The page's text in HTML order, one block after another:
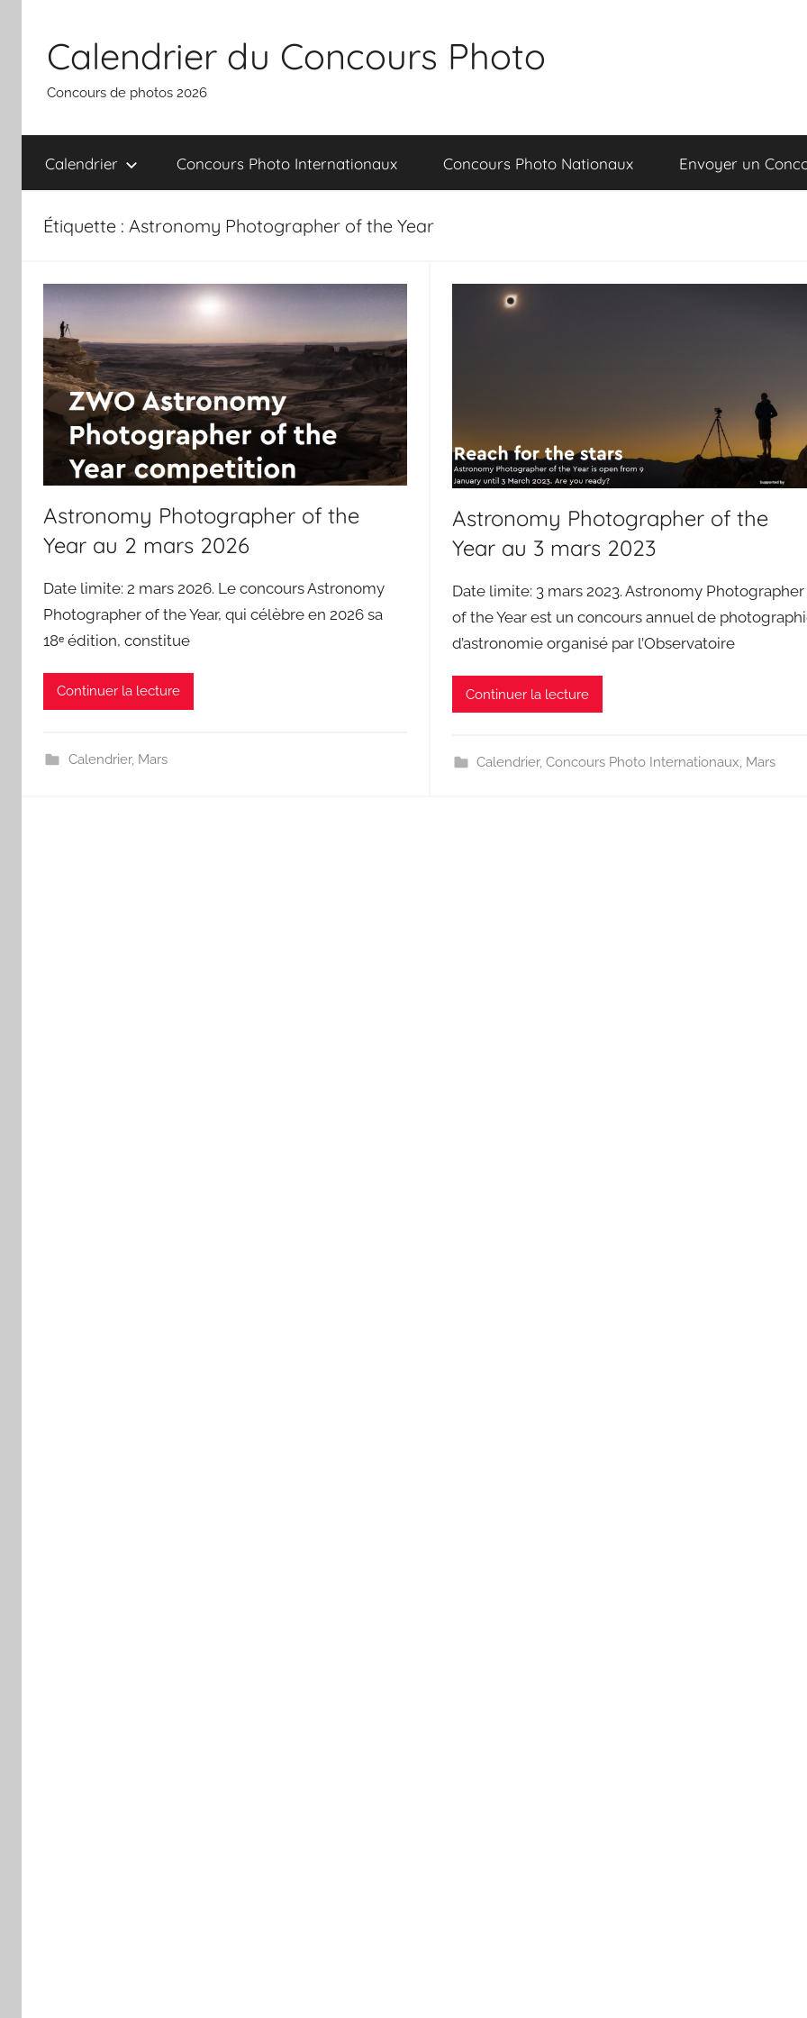
contenu
Calendrier du Concours Photo
Concours de photos 2026
Calendrier Concours Photo Internationaux Concours Photo Nationaux Envoyer un
Étiquette : Astronomy Photographer of the Year
Astronomy Photographer of the
Year au 2 mars 2026
Date limite: 2 mars 2026. Le concours Astronomy
Photographer of the Year, qui célèbre en 2026 sa
18ᵉ édition, constitue
Continuer la lecture
Calendrier, Mars
Astronomy Photographer of the
Year au 3 mars 2023
Date limite: 3 mars 2023. Astronomy Photographer
of the Year est un concours annuel de
d’astronomie organisé par l’Observatoire
Continuer la lecture
Calendrier,Concours Photo Internationaux, Mars